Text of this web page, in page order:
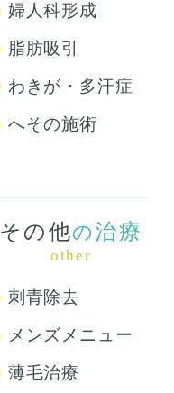
婦人科形成
脂肪吸引
わきが・多汗症
へその施術
その他の治療
other
刺青除去
メンズメニュー
薄毛治療